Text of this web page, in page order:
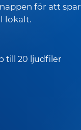
för att
lokalt.
till 20 ljudfiler